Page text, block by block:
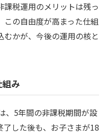
税運用のメリットは残っ
この自由度が高まった仕組
かが、今後の運用の核と
み
、5年間の非課税期間が設
した後も、お子さまが18